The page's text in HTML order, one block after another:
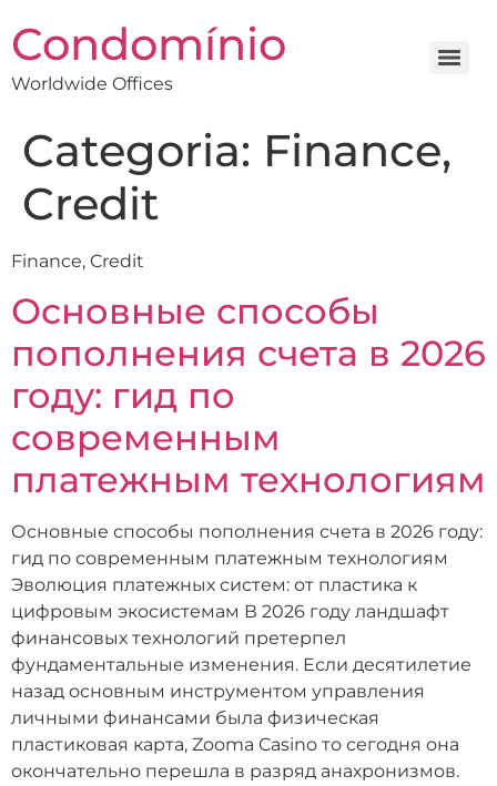
Condomínio
Worldwide Offices
Categoria: Finance,
Credit
Finance, Credit
Основные способы
пополнения счета в 2026
году: гид по
современным
платежным технологиям
Основные способы пополнения счета в 2026 году:
гид по современным платежным технологиям
Эволюция платежных систем: от пластика к
цифровым экосистемам В 2026 году ландшафт
финансовых технологий претерпел
фундаментальные изменения. Если десятилетие
назад основным инструментом управления
личными финансами была физическая
пластиковая карта, Zooma Casino то сегодня она
окончательно перешла в разряд анахронизмов.